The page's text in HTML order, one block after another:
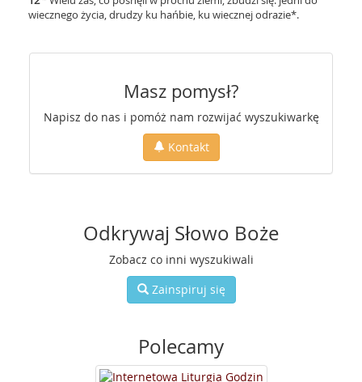
wiecznego życia, drudzy ku hańbie, ku wiecznej odrazie*.
Masz pomysł?
Napisz do nas i pomóż nam rozwijać wyszukiwarkę
Kontakt
Odkrywaj Słowo Boże
Zobacz co inni wyszukiwali
Zainspiruj się
Polecamy